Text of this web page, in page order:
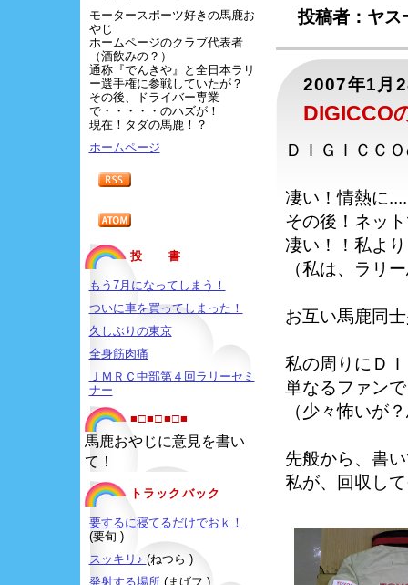
モータースポーツ好きの馬鹿お
やじ
ホームページのクラブ代表者
（酒飲みの？）
通称『でんきや』と全日本ラリ
ー選手権に参戦していたが？
その後、ドライバー専業
で・・・・・のハズが！
現在！タダの馬鹿！？
ホームページ
投 書
もう7月になってしまう！
ついに車を買ってしまった！
久しぶりの東京
全身筋肉痛
ＪＭＲＣ中部第４回ラリーセミ
ナー
■□■□■□■
馬鹿おやじに意見を書い
て！
トラックバック
要するに寝てるだけでおｋ！
(要旬 )
スッキリ♪ (ねつら )
発射する場所 (まげフ )
投稿者：ヤ
2007年1月
DIGICCO
ＤＩＧＩＣＣ
凄い！情熱に
その後！ネッ
凄い！！私よ
（私は、ラリ
お互い馬鹿同
私の周りにＤ
単なるファン
（少々怖いが
先般から、書
私が、回収し